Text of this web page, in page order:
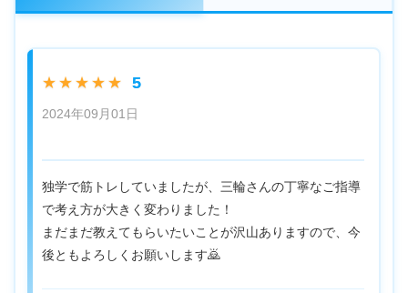
★★★★★ 5
2024年09月01日
独学で筋トレしていましたが、三輪さんの丁寧なご指導
で考え方が大きく変わりました！
まだまだ教えてもらいたいことが沢山ありますので、今
後ともよろしくお願いします🙇